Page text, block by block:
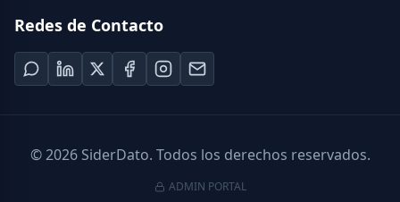
Redes de Contacto
©2026SiderDato. Todos los derechos reservados.
ADMIN PORTAL